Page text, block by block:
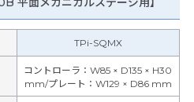
TPi-SQMX
コントローラ：W85 × D135 × H30
mm/プレート：W129 × D86 mm